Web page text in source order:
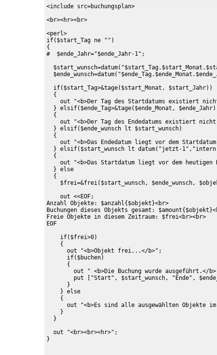
<include src=buchungsplan>
<br><hr><br>
<perl>
if($start_Tag ne "")
{
#  $ende_Jahr="$ende_Jahr-1";
if($start_Tag>&tage($start_Monat, $start_Jahr))
{
out "<b>Der Tag des Startdatums existiert
} elsif($ende_Tag>&tage($ende_Monat,
{
out "<b>Der Tag des Endedatums existiert
} elsif($ende_wunsch lt $start_wunsch)
{
out "<b>Das Endedatum liegt vor dem
} elsif($start_wunsch lt datum("jetzt-
{
out "<b>Das Startdatum liegt vor dem heutigen
} else
{
$frei=&frei($start_wunsch, $ende_wunsch,
out <<EOF;
Anzahl Objekte: $anzahl{$objekt}<br>
Buchungen dieses Objekts gesamt:
Freie Objekte in diesem Zeitraum: $frei<br><br>
EOF
if($frei>0)
{
out "<b>Objekt frei...</b>";
if($buchen)
{
out " <b>Die Buchung wurde ausgeführt.</
put ["Start", $start_wunsch, "Ende",
}
} else
{
out "<b>Es sind alle ausgewählten Objekte im
}
}
out "<br><br><hr>";
}